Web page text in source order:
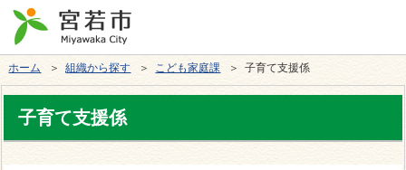
ホーム ＞組織から探す ＞ こども家庭課 ＞ 子育て支援係
子育て支援係